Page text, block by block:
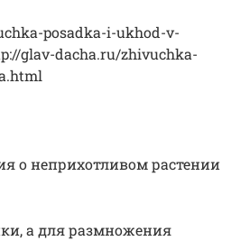
posadka-i-ukhod-v-
glav-dacha.ru/zhivuchka-
о неприхотливом растении
а для размножения